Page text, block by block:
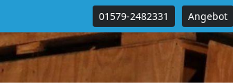
01579-2482331 Angebot